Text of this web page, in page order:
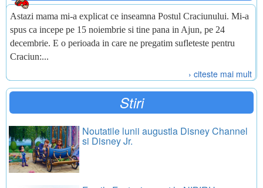
Astazi mama mi-a explicat ce inseamna Postul Craciunului. Mi-a
spus ca incepe pe 15 noiembrie si tine pana in Ajun, pe 24
decembrie. E o perioada in care ne pregatim sufleteste pentru
Craciun:...
› citeste mai mult
Stiri
Noutatile lunii augustla Disney Channel
si Disney Jr.